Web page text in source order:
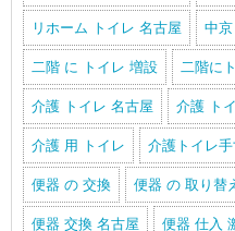
リホーム トイレ 名古屋 中
二階 に トイレ 増設 二階に
介護 トイレ 名古屋 介護 ト
介護 用 トイレ 介護トイレ手
便器 の 交換 便器 の 取り替
便器 交換 名古屋 便器 仕入